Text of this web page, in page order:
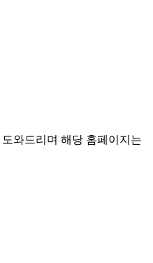
와드리며 해당 홈페이지는